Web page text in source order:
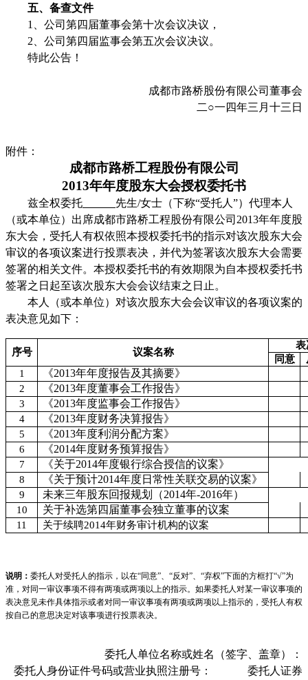
五、备查文件
1、公司第四届董事会第十次会议决议，
2、公司第四届监事会第五次会议决议。
特此公告！
成都市路桥股份有限公司董事会
二○一四年三月十三日
附件：
成都市路桥工程股份有限公司
2013年年度股东大会授权委托书
兹全权委托 先生/女士（下称“受托人”）代理本人
（或本单位）出席成都市路桥工程股份有限公司 2013年年度股
东大会，受托人有权依照本授权委托书的指示对该次股东大会
审议的各项议案进行投票表决，并代为签署该次股东大会需要
签署的相关文件。本授权委托书的有效期限为自本授权委托书
签署之日起至该次股东大会会议结束之日止。
本人（或本单位）对该次股东大会会议审议的各项议案的
表决意见如下：
序号 议案名称
表
同意
1
《2013年年度报告及其摘要》
2 《2013年度董事会工作报告》
3 《2013年度监事会工作报告》
4 《2013年度财务决算报告》
5 《2013年度利润分配方案》
6 《2014年度财务预算报告》
7 《关于2014年度银行综合授信的议案》
8 《关于预计2014年度日常性关联交易的议案》
9 未来三年股东回报规划（2014年-2016年）
10 关于补选第四届董事会独立董事的议案
11 关于续聘2014年财务审计机构的议案
说明： 委托人对受托人的指示，以在“同意”、 “反对”、 “弃权”下面的方框打“√”为
准，对同一审议事项不得有两项或两项以上的指示。如果委托人对某一审议事项的
表决意见未作具体指示或者对同一审议事项有两项或两项以上指示的，受托人有权
按自己的意思决定对该事项进行投票表决。
委托人单位名称或姓名（签字、盖章）：
委托人身份证件号码或营业执照注册号：
委托人证券